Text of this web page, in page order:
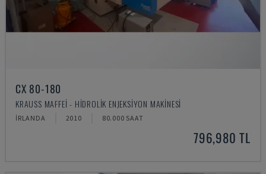
CX 80-180
KRAUSS MAFFEI - HIDROLIK ENJEKSIYON MAKINESI
İRLANDA 2010 80.000 SAAT
796,980 TL